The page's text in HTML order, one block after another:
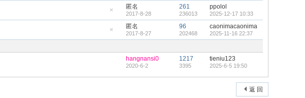
藏
置
帖
藏
置
帖
匿名
2017-8-28
261
236013
ppolol
2025-12-17 10:33
藏
顶
匿名
2017-8-27
96
202468
caonimacaonima
2025-11-16 22:37
hangnansi0
2020-6-2
1217
3395
tieniu123
2025-6-5 19:50
返 回